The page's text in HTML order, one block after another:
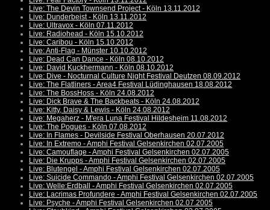
Live: The Devin Townsend Project - Köln 13.11.2012
Live: Dunderbeist - Köln 13.11.2012
Live: Ultravox - Köln 07.11.2012
Live: Radiohead - Köln 15.10.2012
Live: Caribou - Köln 15.10.2012
Live: Anti-Flag - Münster 10.10.2012
Live: Dead Can Dance - Köln 08.10.2012
Live: David Kuckhermann - Köln 08.10.2012
Live: Dive - Nocturnal Culture Night Festival Deutzen 08.09.2012
Live: The Flatliners - Area4 Festival Lüdinghausen 18.08.2012
Live: The BossHoss - Köln 24.08.2012
Live: Dick Brave & The Backbeats - Köln 24.08.2012
Live: Kitty, Daisy & Lewis - Köln 24.08.2012
Live: Megaherz - M'era Luna Festival Hildesheim 11.08.2012
Live: The Pogues - Köln 07.08.2012
Live: In Flames - Devilside Festival Oberhausen 20.07.2012
Live: In Extremo - Amphi Festival Gelsenkirchen 02.07.2005
Live: Camouflage - Amphi Festival Gelsenkirchen 02.07.2005
Live: Die Krupps - Amphi Festival Gelsenkirchen 02.07.2005
Live: Blutengel - Amphi Festival Gelsenkirchen 02.07.2005
Live: Suicide Commando - Amphi Festival Gelsenkirchen 02.07.2005
Live: Welle:Erdball - Amphi Festival Gelsenkirchen 02.07.2005
Live: Lacrimas Profundere - Amphi Festival Gelsenkirchen 02.07.2005
Live: Psyche - Amphi Festival Gelsenkirchen 02.07.2005